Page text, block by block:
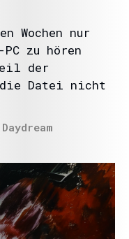
Wochen nur
zu hören
der
die Datei nicht
Daydream